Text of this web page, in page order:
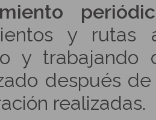
y
y trabajando
después
realizadas.